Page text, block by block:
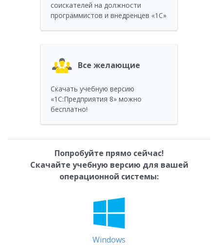
соискателей на должности
программистов и внедренцев «1С»
Все желающие
Скачать учебную версию
«1С:Предприятия 8» можно
бесплатно!
Попробуйте прямо сейчас!
Скачайте учебную версию для вашей
операционной системы:
Windows